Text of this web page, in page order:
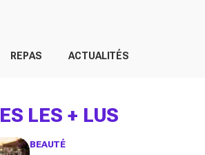
REPAS ACTUALITÉS
LES + LUS
BEAUTÉ